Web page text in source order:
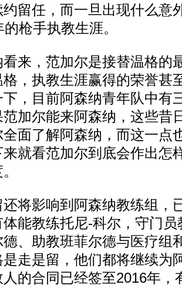
留任，而一旦出现什么意
枪手执教生涯。
，范加尔是接替温格的
，执教生涯赢得的荣誉甚
，目前阿森纳青年队中有
加尔能来阿森纳，这些昔
面了解阿森纳，而这一点
就看范加尔到底会作出怎
影响到阿森纳教练组，
能教练托尼-科尔，守门
、助教班菲尔德与医疗组
走是留，他们都将继续为
人的合同已经签至2016年，